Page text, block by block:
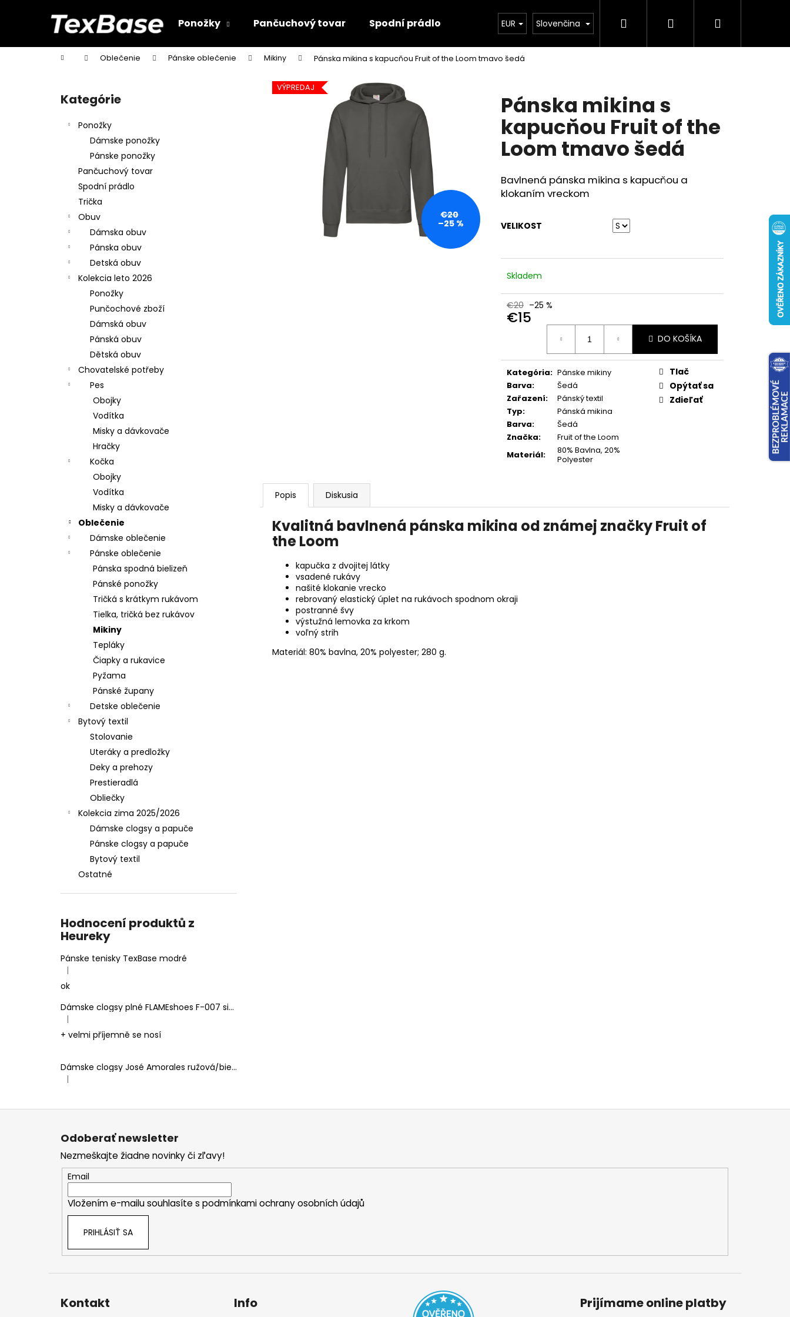
Ponožky Pančuchový tovar Spodní prádlo Obuv Kolekcia leto 2026 Chovatelské
EUR Slovenčina Hľadať PrihlásenieNákupný
Domov Oblečenie Pánske oblečenie Mikiny Pánska mikina s kapucňou Fruit of the Loom tmavo šedá
Preskočiť
kategórie
Kategórie
Ponožky
Dámske ponožky
Pánske ponožky
Pančuchový tovar
Spodní prádlo
Trička
Obuv
Dámska obuv
Pánska obuv
Detská obuv
Kolekcia leto 2026
Ponožky
Punčochové zboží
Dámská obuv
Pánská obuv
Dětská obuv
Chovatelské potřeby
Pes
Obojky
Vodítka
Misky a dávkovače
Hračky
Kočka
Obojky
Vodítka
Misky a dávkovače
Oblečenie
Dámske oblečenie
Pánske oblečenie
Pánska spodná bielizeň
Pánské ponožky
Tričká s krátkym rukávom
Tielka, tričká bez rukávov
Mikiny
Tepláky
Čiapky a rukavice
Pyžama
Pánské župany
Detske oblečenie
Bytový textil
Stolovanie
Uteráky a predložky
Deky a prehozy
Prestieradlá
Obliečky
Kolekcia zima 2025/2026
Dámske clogsy a papuče
Pánske clogsy a papuče
Bytový textil
Ostatné
Hodnocení produktů z
Heureky
Pánske tenisky TexBase modré
Hodnotenie produktu je 5 z 5 hviezdičiek.
|
ok
Dámske clogsy plné FLAMEshoes F-007 sivé
Hodnotenie produktu je 5 z 5 hviezdičiek.
|
+ velmi příjemně se nosí
Dámske clogsy José Amorales ružová/biela
Hodnotenie produktu je 4 z 5 hviezdičiek.
|
Pánska mikina s
kapucňou Fruit of the
Loom tmavo šedá
Bavlnená pánska mikina s kapucňou a
klokaním vreckom
VELIKOST
Skladem
€20 –25 %
€15
Jednotková
DO KOŠÍKA
Kategória: Pánske mikiny
Barva:
Šedá
Zařazení:
Pánský textil
Typ:
Pánská mikina
Barva:
Šedá
Značka:
Fruit of the Loom
Materiál:
80% Bavlna, 20%
Polyester
Tlač
Opýtať sa
Zdieľať
VÝPREDAJ
€20
–25 %
Popis Diskusia
Kvalitná bavlnená pánska mikina od známej značky Fruit of
the Loom
kapučka z dvojitej látky
vsadené rukávy
našité klokanie vrecko
rebrovaný elastický úplet na rukávoch spodnom okraji
postranné švy
výstužná lemovka za krkom
voľný strih
Materiál: 80% bavlna, 20% polyester; 280 g.
í
Späť
do
Späť
do
Čo potrebujete nájsť?
Odporúčame
Z
Odoberať newsletter
Nezmeškajte žiadne novinky či zľavy!
Email
Vložením e-mailu souhlasíte s podmínkami ochrany osobních údajů
PRIHLÁSIŤ SA
Kontakt Info Prijímame online platby